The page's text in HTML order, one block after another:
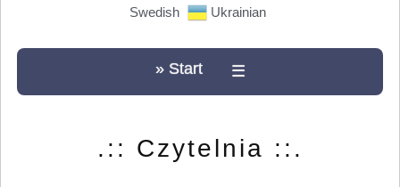
Swedish
Ukrainian
» Start ☰
.:: Czytelnia ::.